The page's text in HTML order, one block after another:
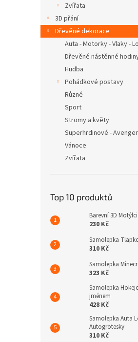
Zvířata
3D přání
Dřevěné dekorace
Auta - Motorky - Vlaky -
Dřevěné nástěnné
Hudba
Pohádkové postavy
Různé
Sport
Stromy a květy
Superhrdinové -
Vánoce
Zvířata
Top 10 produktů
Barevní 3D
230 Kč
Samolepka
310 Kč
Samolepka
323 Kč
Samolepka
jménem
428 Kč
Samolepka Auta
Autogrotesky
310 Kč